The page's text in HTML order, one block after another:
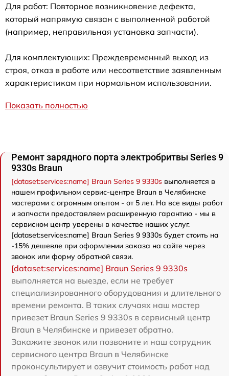
Для работ: Повторное возникновение дефекта,
который напрямую связан с выполненной работой
(например, неправильная установка запчасти).
Для комплектующих: Преждевременный выход из
строя, отказ в работе или несоответствие заявленным
характеристикам при нормальном использовании.
Показать полностью
Ремонт зарядного порта электробритвы Series 9
9330s Braun
[dataset:services:name] Braun Series 9 9330s выполняется в
нашем профильном сервис-центре Braun в Челябинске
мастерами с огромным опытом - от 5 лет. На все виды работ
и запчасти предоставляем расширенную гарантию - мы в
сервисном центр уверены в качестве наших услуг.
[dataset:services:name] Braun Series 9 9330s будет стоить на
-15% дешевле при оформлении заказа на сайте через
звонок или форму обратной связи.
[dataset:services:name] Braun Series 9 9330s
выполняется на выезде, если не требует
специализированного оборудования и длительного
времени ремонта. В таких случаях наш мастер
привезет Braun Series 9 9330s в сервисный центр
Braun в Челябинске и привезет обратно.
Закажите звонок или позвоните и наш сотрудник
сервисного центра Braun в Челябинске
проконсультирует и озвучит стоимость работ над